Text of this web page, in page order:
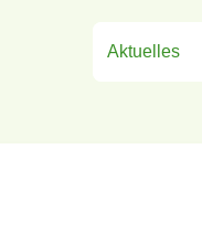
Aktuelles